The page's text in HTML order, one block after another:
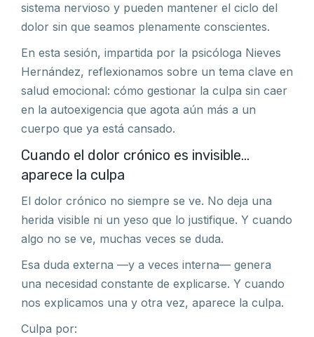
sistema nervioso y pueden mantener el ciclo del
dolor sin que seamos plenamente conscientes.
En esta sesión, impartida por la psicóloga Nieves
Hernández, reflexionamos sobre un tema clave en
salud emocional: cómo gestionar la culpa sin caer
en la autoexigencia que agota aún más a un
cuerpo que ya está cansado.
Cuando el dolor crónico es invisible…
aparece la culpa
El dolor crónico no siempre se ve. No deja una
herida visible ni un yeso que lo justifique. Y cuando
algo no se ve, muchas veces se duda.
Esa duda externa —y a veces interna— genera
una necesidad constante de explicarse. Y cuando
nos explicamos una y otra vez, aparece la culpa.
Culpa por: